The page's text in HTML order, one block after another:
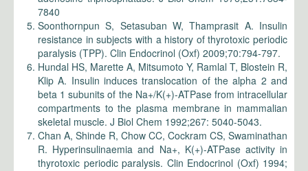
7840
Soonthornpun S, Setasuban W, Thamprasit A. Insulin
resistance in subjects with a history of thyrotoxic periodic
paralysis (TPP). Clin Endocrinol (Oxf) 2009;70:794-797.
Hundal HS, Marette A, Mitsumoto Y, Ramlal T, Blostein R,
Klip A. Insulin induces translocation of the alpha 2 and
beta 1 subunits of the Na+/K(+)-ATPase from intracellular
compartments to the plasma membrane in mammalian
skeletal muscle. J Biol Chem 1992;267: 5040-5043.
Chan A, Shinde R, Chow CC, Cockram CS, Swaminathan
R. Hyperinsulinaemia and Na+, K(+)-ATPase activity in
thyrotoxic periodic paralysis. Clin Endocrinol (Oxf) 1994;